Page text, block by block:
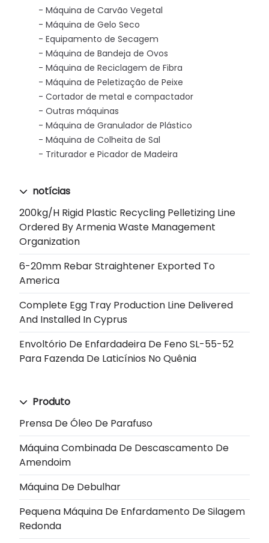
Máquina de Carvão Vegetal
Máquina de Gelo Seco
Equipamento de Secagem
Máquina de Bandeja de Ovos
Máquina de Reciclagem de Fibra
Máquina de Peletização de Peixe
Cortador de metal e compactador
Outras máquinas
Máquina de Granulador de Plástico
Máquina de Colheita de Sal
Triturador e Picador de Madeira
notícias
200kg/h Rigid Plastic Recycling Pelletizing Line
Ordered By Armenia Waste Management
Organization
6-20mm Rebar Straightener Exported To
America
Complete Egg Tray Production Line Delivered
And Installed In Cyprus
Envoltório De Enfardadeira De Feno SL-55-52
Para Fazenda De Laticínios No Quênia
Produto
Prensa De Óleo De Parafuso
Máquina Combinada De Descascamento De
Amendoim
Máquina De Debulhar
Pequena Máquina De Enfardamento De Silagem
Redonda